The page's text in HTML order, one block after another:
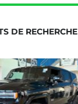
DE RECHERCHE